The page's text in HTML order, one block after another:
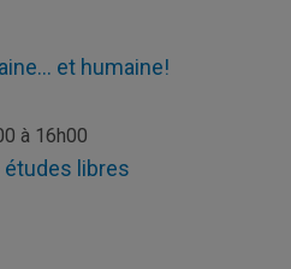
et humaine!
à 16h00
libres